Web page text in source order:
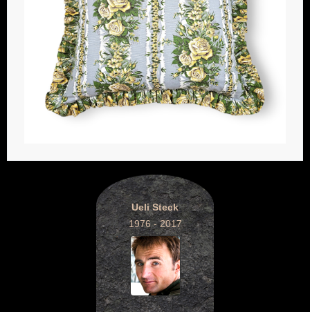
Ueli Steck
1976 - 2017